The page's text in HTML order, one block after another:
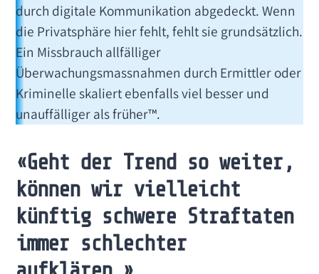
durch digitale Kommunikation abgedeckt. Wenn
die Privatsphäre hier fehlt, fehlt sie grundsätzlich.
Ein Missbrauch allfälliger
Überwachungsmassnahmen durch Ermittler oder
Kriminelle skaliert ebenfalls viel besser und
unauffälliger als früher™.
«Geht der Trend so weiter,
können wir vielleicht
künftig schwere Straftaten
immer schlechter